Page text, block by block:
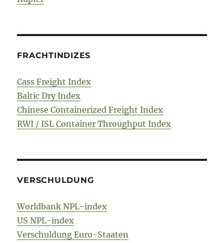
FRACHTINDIZES
Cass Freight Index
Baltic Dry Index
Chinese Containerized Freight Index
RWI / ISL Container Throughput Index
VERSCHULDUNG
Worldbank NPL-index
US NPL-index
Verschuldung Euro-Staaten